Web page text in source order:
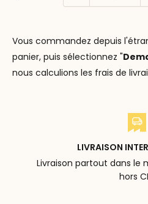
Vous commandez depuis
panier, puis sélectionnez "
nous calculions les frais de
LIVRAISON
Livraison partout dans le
hors